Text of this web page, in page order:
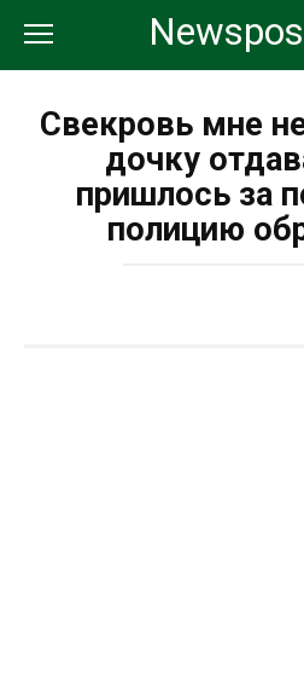
контенту
Свекровь мне
дочку
пришлось за
полицию